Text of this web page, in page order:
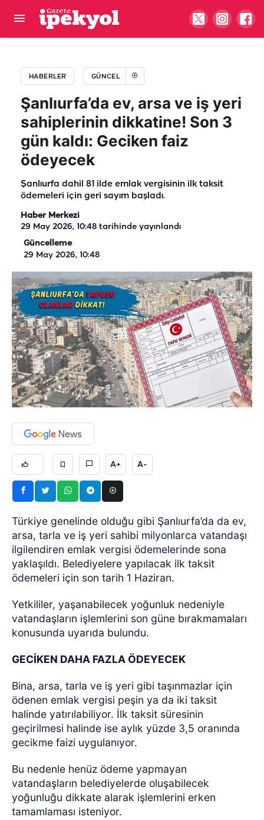
HABERLER GÜNCEL
Şanlıurfa’da ev, arsa ve iş yeri
sahiplerinin dikkatine! Son 3
gün kaldı: Geciken faiz
ödeyecek
Şanlıurfa dahil 81 ilde emlak vergisinin ilk taksit
ödemeleri için geri sayım başladı.
Haber Merkezi
29 May 2026, 10:48 tarihinde yayınlandı
Güncelleme
29 May 2026, 10:48
A+ A-
Türkiye genelinde olduğu gibi Şanlıurfa’da da ev,
arsa, tarla ve iş yeri sahibi milyonlarca vatandaşı
ilgilendiren emlak vergisi ödemelerinde sona
yaklaşıldı. Belediyelere yapılacak ilk taksit
ödemeleri için son tarih 1 Haziran.
Yetkililer, yaşanabilecek yoğunluk nedeniyle
vatandaşların işlemlerini son güne bırakmamaları
konusunda uyarıda bulundu.
GECİKEN DAHA FAZLA ÖDEYECEK
Bina, arsa, tarla ve iş yeri gibi taşınmazlar için
ödenen emlak vergisi peşin ya da iki taksit
halinde yatırılabiliyor. İlk taksit süresinin
geçirilmesi halinde ise aylık yüzde 3,5 oranında
gecikme faizi uygulanıyor.
Bu nedenle henüz ödeme yapmayan
vatandaşların belediyelerde oluşabilecek
yoğunluğu dikkate alarak işlemlerini erken
tamamlaması isteniyor.
Komşuda korkutan deprem! Şanlıurfa da fena